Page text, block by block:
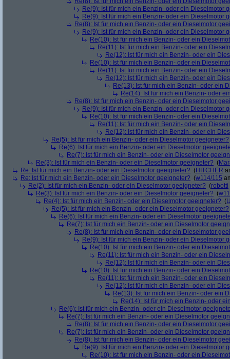
Re(9): Ist für mich ein Benzin- oder ein Dieselmotor
Re(9): Ist für mich ein Benzin- oder ein Dieselmotor
Re(8): Ist für mich ein Benzin- oder ein Dieselmotor
Re(9): Ist für mich ein Benzin- oder ein Dieselmotor
Re(10): Ist für mich ein Benzin- oder ein
Re(11): Ist für mich ein Benzin- oder ein
Re(12): Ist für mich ein Benzin- oder ein
Re(10): Ist für mich ein Benzin- oder ein
Re(11): Ist für mich ein Benzin- oder ein
Re(12): Ist für mich ein Benzin- oder ein
Re(13): Ist für mich ein Benzin- oder ein
Re(14): Ist für mich ein Benzin- oder
Re(8): Ist für mich ein Benzin- oder ein Dieselmotor
Re(9): Ist für mich ein Benzin- oder ein Dieselmotor
Re(10): Ist für mich ein Benzin- oder ein
Re(11): Ist für mich ein Benzin- oder ein
Re(12): Ist für mich ein Benzin- oder ein
Re(5): Ist für mich ein Benzin- oder ein Dieselmotor geeigneter?
Re(6): Ist für mich ein Benzin- oder ein Dieselmotor
Re(7): Ist für mich ein Benzin- oder ein Dieselmotor
Re(3): Ist für mich ein Benzin- oder ein Dieselmotor geeigneter? (
Re: Ist für mich ein Benzin- oder ein Dieselmotor geeigneter? (HITCHER
Re: Ist für mich ein Benzin- oder ein Dieselmotor geeigneter? (w114/115
Re(2): Ist für mich ein Benzin- oder ein Dieselmotor geeigneter? (robotti
Re(3): Ist für mich ein Benzin- oder ein Dieselmotor geeigneter? (
Re(4): Ist für mich ein Benzin- oder ein Dieselmotor geeigneter? (
Re(5): Ist für mich ein Benzin- oder ein Dieselmotor geeigneter?
Re(6): Ist für mich ein Benzin- oder ein Dieselmotor
Re(7): Ist für mich ein Benzin- oder ein Dieselmotor
Re(8): Ist für mich ein Benzin- oder ein Dieselmotor
Re(9): Ist für mich ein Benzin- oder ein Dieselmotor
Re(10): Ist für mich ein Benzin- oder ein
Re(11): Ist für mich ein Benzin- oder ein
Re(12): Ist für mich ein Benzin- oder ein
Re(10): Ist für mich ein Benzin- oder ein
Re(11): Ist für mich ein Benzin- oder ein
Re(12): Ist für mich ein Benzin- oder ein
Re(13): Ist für mich ein Benzin- oder ein
Re(14): Ist für mich ein Benzin- oder
Re(6): Ist für mich ein Benzin- oder ein Dieselmotor
Re(7): Ist für mich ein Benzin- oder ein Dieselmotor
Re(8): Ist für mich ein Benzin- oder ein Dieselmotor
Re(7): Ist für mich ein Benzin- oder ein Dieselmotor
Re(8): Ist für mich ein Benzin- oder ein Dieselmotor
Re(9): Ist für mich ein Benzin- oder ein Dieselmotor
Re(10): Ist für mich ein Benzin- oder ein